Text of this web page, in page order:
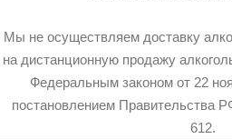
Мы не осуществляем доставку
на дистанционную продажу
Федеральным законом от 22
постановлением Правительства
612.